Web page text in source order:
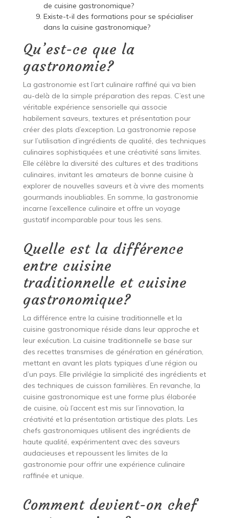
de cuisine gastronomique?
Existe-t-il des formations pour se spécialiser
dans la cuisine gastronomique?
Qu’est-ce que la
gastronomie?
La gastronomie est l’art culinaire raffiné qui va bien
au-delà de la simple préparation des repas. C’est une
véritable expérience sensorielle qui associe
habilement saveurs, textures et présentation pour
créer des plats d’exception. La gastronomie repose
sur l’utilisation d’ingrédients de qualité, des techniques
culinaires sophistiquées et une créativité sans limites.
Elle célèbre la diversité des cultures et des traditions
culinaires, invitant les amateurs de bonne cuisine à
explorer de nouvelles saveurs et à vivre des moments
gourmands inoubliables. En somme, la gastronomie
incarne l’excellence culinaire et offre un voyage
gustatif incomparable pour tous les sens.
Quelle est la différence
entre cuisine
traditionnelle et cuisine
gastronomique?
La différence entre la cuisine traditionnelle et la
cuisine gastronomique réside dans leur approche et
leur exécution. La cuisine traditionnelle se base sur
des recettes transmises de génération en génération,
mettant en avant les plats typiques d’une région ou
d’un pays. Elle privilégie la simplicité des ingrédients et
des techniques de cuisson familières. En revanche, la
cuisine gastronomique est une forme plus élaborée
de cuisine, où l’accent est mis sur l’innovation, la
créativité et la présentation artistique des plats. Les
chefs gastronomiques utilisent des ingrédients de
haute qualité, expérimentent avec des saveurs
audacieuses et repoussent les limites de la
gastronomie pour offrir une expérience culinaire
raffinée et unique.
Comment devient-on chef